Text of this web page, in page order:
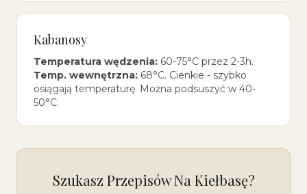
Kabanosy
Temperatura wędzenia: 60-75°C przez 2-3h.
Temp. wewnętrzna: 68°C. Cienkie - szybko
osiągają temperaturę. Można podsuszyć w 40-
50°C.
Szukasz Przepisów Na Kiełbasę?